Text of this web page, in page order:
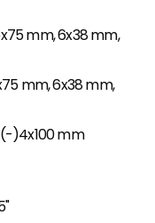
mm, 6x38 mm,
mm, 6x38 mm,
)4x100 mm